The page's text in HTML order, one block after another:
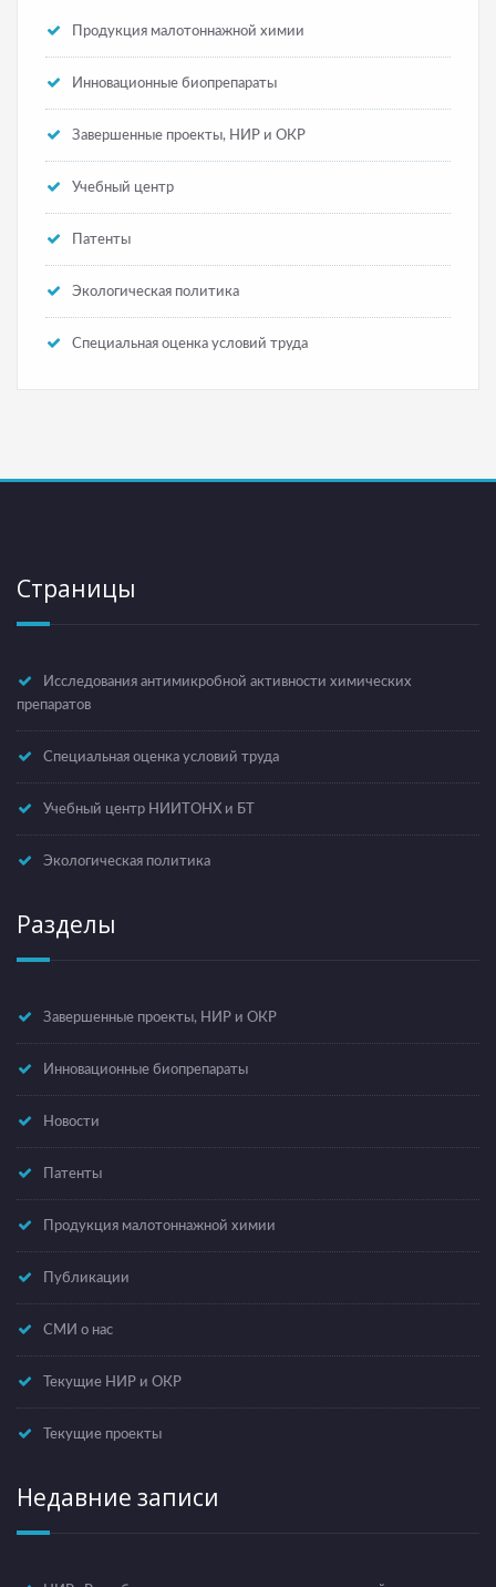
Продукция малотоннажной химии
Инновационные биопрепараты
Завершенные проекты, НИР и ОКР
Учебный центр
Патенты
Экологическая политика
Специальная оценка условий труда
Страницы
Исследования антимикробной активности химических
препаратов
Специальная оценка условий труда
Учебный центр НИИТОНХ и БТ
Экологическая политика
Разделы
Завершенные проекты, НИР и ОКР
Инновационные биопрепараты
Новости
Патенты
Продукция малотоннажной химии
Публикации
СМИ о нас
Текущие НИР и ОКР
Текущие проекты
Недавние записи